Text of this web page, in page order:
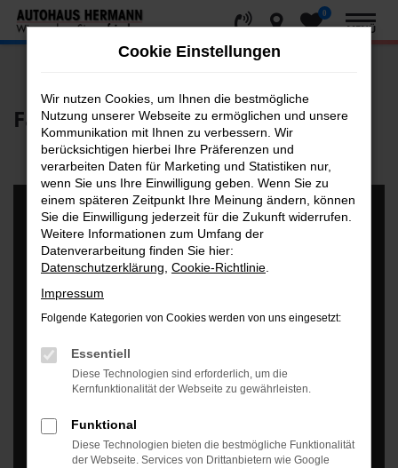
Zum
Hauptinhalt
0
MENÜ
Fahrzeugbörse
Cookie Einstellungen
Wir nutzen Cookies, um Ihnen die bestmögliche
Nutzung unserer Webseite zu ermöglichen und unsere
Kommunikation mit Ihnen zu verbessern. Wir
berücksichtigen hierbei Ihre Präferenzen und
verarbeiten Daten für Marketing und Statistiken nur,
wenn Sie uns Ihre Einwilligung geben. Wenn Sie zu
einem späteren Zeitpunkt Ihre Meinung ändern, können
Sie die Einwilligung jederzeit für die Zukunft widerrufen.
Weitere Informationen zum Umfang der
Datenverarbeitung finden Sie hier:
Datenschutzerklärung Cookie-Richtlinie
Impressum
Folgende Kategorien von Cookies werden von uns eingesetzt:
Essentiell
Diese Technologien sind erforderlich, um die
Kernfunktionalität der Webseite zu gewährleisten.
Funktional
Diese Technologien bieten die bestmögliche Funktionalität
der Webseite. Services von Drittanbietern wie Google